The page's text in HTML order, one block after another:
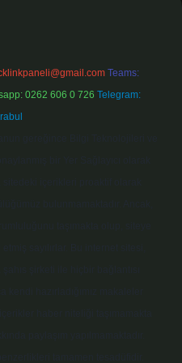
Teams:
0262 606 0 726 Telegram: